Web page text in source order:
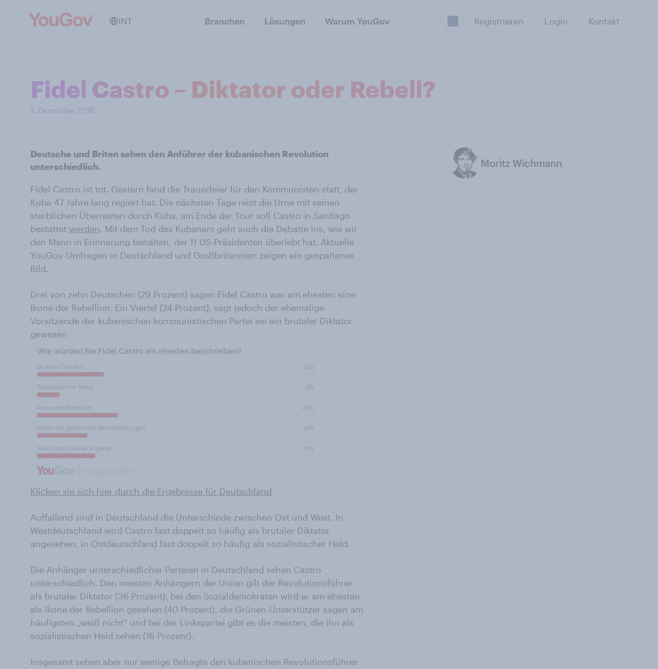
INT Branchen Lösungen Warum YouGov Registrieren Login Kontakt
Fidel Castro – Diktator oder Rebell?
1. Dezember 2016
Deutsche und Briten sehen den Anführer der kubanischen Revolution
unterschiedlich.
Fidel Castro ist tot. Gestern fand die Trauerfeier für den Kommunisten statt, der
Kuba 47 Jahre lang regiert hat. Die nächsten Tage reist die Urne mit seinen
sterblichen Überresten durch Kuba, am Ende der Tour soll Castro in Santiago
bestattet werden. Mit dem Tod des Kubaners geht auch die Debatte los, wie wir
den Mann in Erinnerung behalten, der 11 US-Präsidenten überlebt hat. Aktuelle
YouGov-Umfragen in Deutschland und Großbritannien zeigen ein gespaltenes
Bild.
Drei von zehn Deutschen (29 Prozent) sagen Fidel Castro war am ehesten eine
Ikone der Rebellion. Ein Viertel (24 Prozent), sagt jedoch der ehemalige
Vorsitzende der kubanischen kommunistischen Partei sei ein brutaler Diktator
gewesen
Klicken sie sich hier durch die Ergebnisse für Deutschland
Auffallend sind in Deutschland die Unterschiede zwischen Ost und West. In
Westdeutschland wird Castro fast doppelt so häufig als brutaler Diktator
angesehen, in Ostdeutschland fast doppelt so häufig als sozialistischer Held.
Die Anhänger unterschiedlicher Parteien in Deutschland sehen Castro
unterschiedlich. Den meisten Anhängern der Union gilt der Revolutionsführer
als brutaler Diktator (36 Prozent), bei den Sozialdemokraten wird er am ehesten
als Ikone der Rebellion gesehen (40 Prozent), die Grünen-Unterstützer sagen am
häufigsten „weiß nicht“ und bei der Linkspartei gibt es die meisten, die ihn als
sozialistischen Held sehen (16 Prozent).
Insgesamt sehen aber nur wenige Befragte den kubanischen Revolutionsführer
Moritz Wichmann